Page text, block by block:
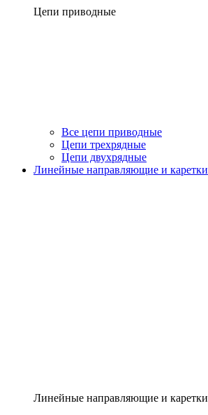
Цепи приводные
Все цепи приводные
Цепи трехрядные
Цепи двухрядные
Линейные направляющие и каретки
Линейные направляющие и каретки